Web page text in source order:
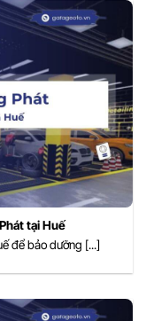
tại Huế
để bảo dưỡng [...]